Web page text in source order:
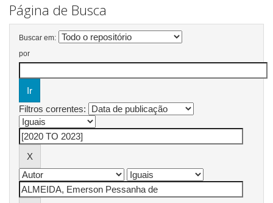
Página de Busca
Buscar em:
por
Filtros correntes: